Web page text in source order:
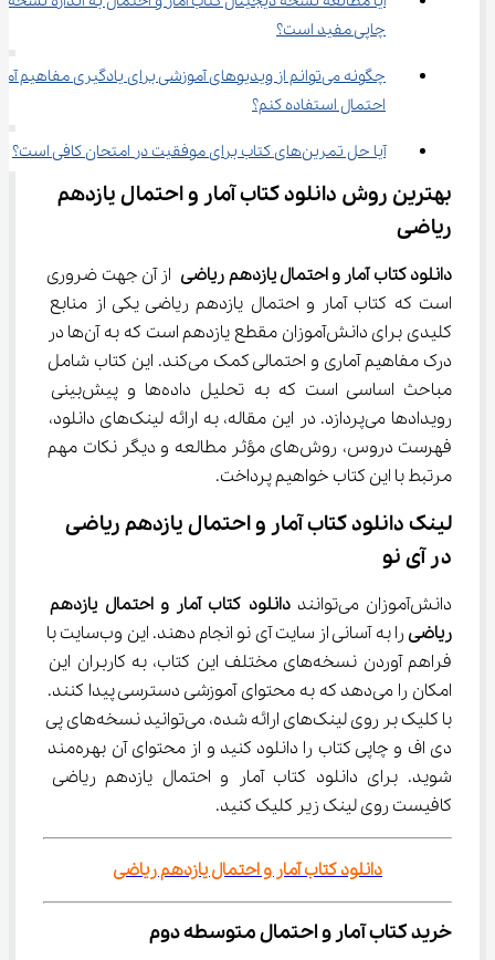
چاپی مفید است؟
چگونه می‌توانم از ویدیوهای آموزشی برای یادگیری مفاهیم
احتمال استفاده کنم؟
آیا حل تمرین‌های کتاب برای موفقیت در امتحان کافی است؟
بهترین روش دانلود کتاب آمار و احتمال یازدهم
ریاضی
دانلود کتاب آمار و احتمال یازدهم ریاضی از آن جهت ضروری
است که کتاب آمار و احتمال یازدهم ریاضی یکی از منابع
کلیدی برای دانش‌آموزان مقطع یازدهم است که به آن‌ها در
درک مفاهیم آماری و احتمالی کمک می‌کند. این کتاب شامل
مباحث اساسی است که به تحلیل داده‌ها و پیش‌بینی
رویدادها می‌پردازد. در این مقاله، به ارائه لینک‌های دانلود،
فهرست دروس، روش‌های مؤثر مطالعه و دیگر نکات مهم
مرتبط با این کتاب خواهیم پرداخت.
لینک دانلود کتاب آمار و احتمال یازدهم ریاضی
در آی نو
دانش‌آموزان می‌توانند
دانلود کتاب آمار و احتمال یازدهم
ریاضی
را به آسانی از سایت آی نو انجام دهند. این وب‌سایت با
فراهم آوردن نسخه‌های مختلف این کتاب، به کاربران این
امکان را می‌دهد که به محتوای آموزشی دسترسی پیدا کنند.
با کلیک بر روی لینک‌های ارائه شده، می‌توانید نسخه‌های پی
دی اف و چاپی کتاب را دانلود کنید و از محتوای آن بهره‌مند
شوید. برای دانلود کتاب آمار و احتمال یازدهم ریاضی
کافیست روی لینک زیر کلیک کنید.
دانلود کتاب آمار و احتمال یازدهم ریاضی
خرید کتاب آمار و احتمال متوسطه دوم